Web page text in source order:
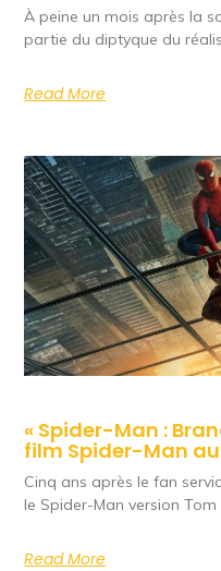
À peine un mois après la
partie du diptyque du
Read More
« Spider-Man :
film Spider-Man
Cinq ans après le fan
le Spider-Man version
Read More